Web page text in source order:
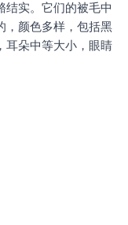
结实。它们的被毛中
，颜色多样，包括黑
耳朵中等大小，眼睛